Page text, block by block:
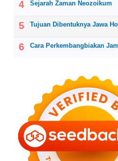
Sejarah Zaman Neozoikum
Tujuan Dibentuknya Jawa
Cara Perkembangbiakan